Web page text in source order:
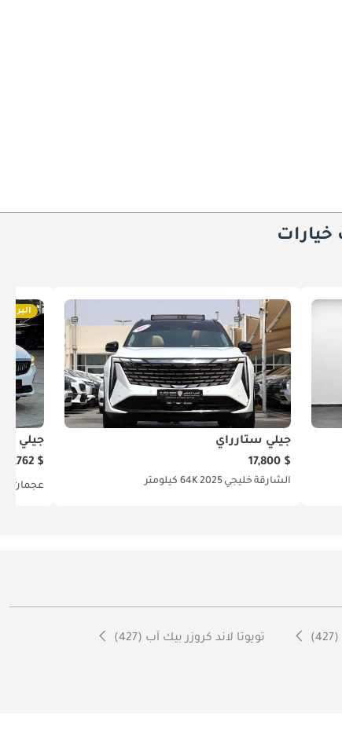
خيارات
جيلي ستارراي
$ 17,800
الشارقة خليجي 202564K كيلومتر
جيلي
$ 10,762
عجمان
تويوتا لاند كروزر بيك آب (427)